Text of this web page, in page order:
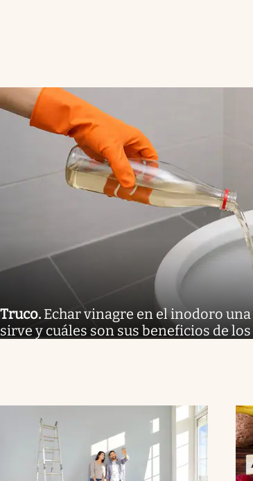
Truco. Echar vinagre en el inodoro una
sirve y cuáles son sus beneficios de